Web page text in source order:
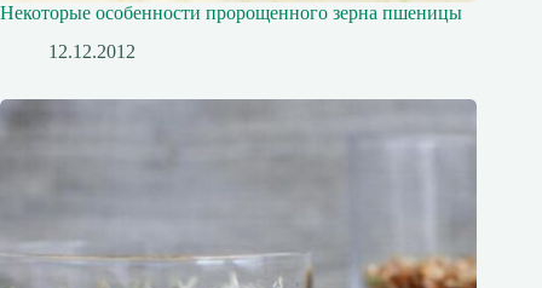
Некоторые особенности пророщенного зерна пшеницы
12.12.2012